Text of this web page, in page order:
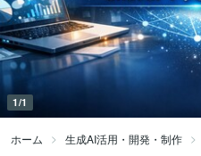
1/1
ホーム 生成AI活用・開発・制作